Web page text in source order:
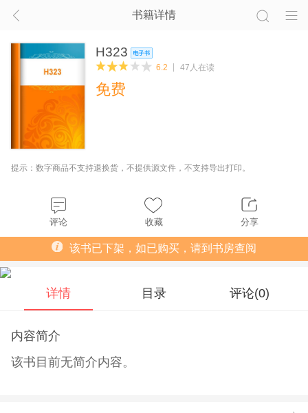
书籍详情
H323
6.2 47人在读
免费
提示：数字商品不支持退换货，不提供源文件，不支持导出打印。
评论 收藏 分享
该书已下架，如已购买，请到书房查阅
详情 目录 评论(0)
内容简介
该书目前无简介内容。